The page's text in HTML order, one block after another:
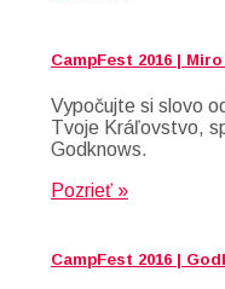
CampFest 2016 |
Vypočujte si slovo
Tvoje Kráľovstvo,
Godknows.
Pozrieť »
CampFest 2016 |